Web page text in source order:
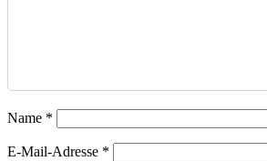
Name *
E-Mail-Adresse *